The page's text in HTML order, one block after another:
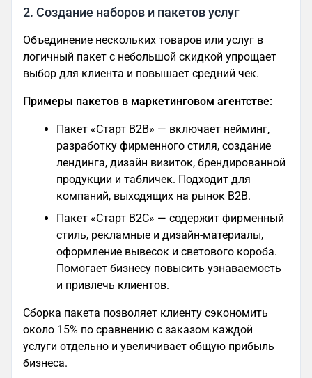
2. Создание наборов и пакетов услуг
Объединение нескольких товаров или услуг в
логичный пакет с небольшой скидкой упрощает
выбор для клиента и повышает средний чек.
Примеры пакетов в маркетинговом агентстве:
Пакет «Старт B2B» — включает нейминг,
разработку фирменного стиля, создание
лендинга, дизайн визиток, брендированной
продукции и табличек. Подходит для
компаний, выходящих на рынок B2B.
Пакет «Старт B2C» — содержит фирменный
стиль, рекламные и дизайн-материалы,
оформление вывесок и светового короба.
Помогает бизнесу повысить узнаваемость
и привлечь клиентов.
Сборка пакета позволяет клиенту сэкономить
около 15% по сравнению с заказом каждой
услуги отдельно и увеличивает общую прибыль
бизнеса.